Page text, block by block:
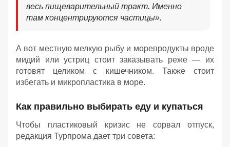
весь пищеварительный тракт. Именно
там концентрируются частицы».
А вот местную мелкую рыбу и морепродукты вроде
мидий или устриц стоит заказывать реже — их
готовят целиком с кишечником. Также стоит
избегать и микропластика в море.
Как правильно выбирать еду и купаться
Чтобы пластиковый кризис не сорвал отпуск,
редакция Турпрома дает три совета: